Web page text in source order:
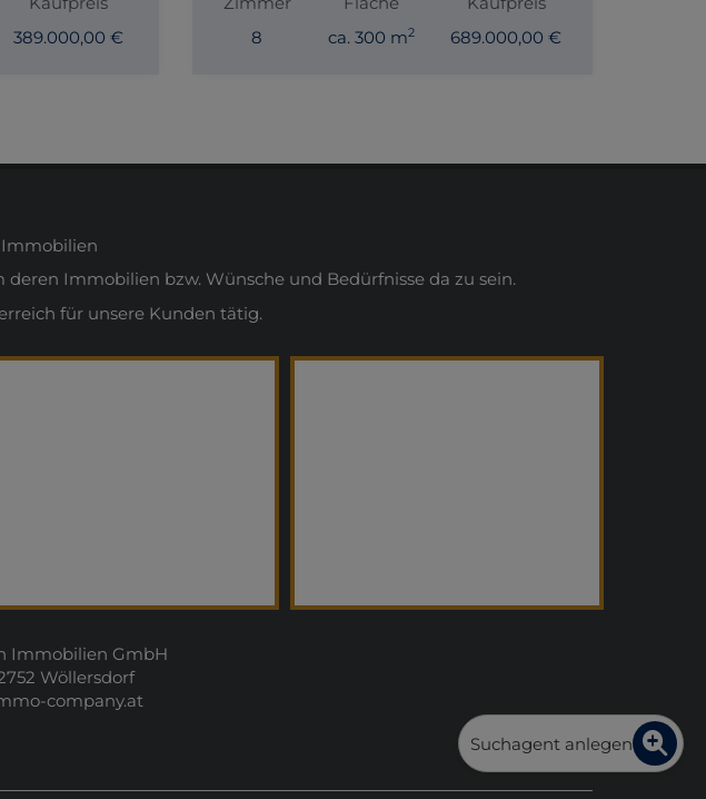
389.000,00 €
8
ca. 300 m2
689.000,00 €
Immobilien bzw. Wünsche und Bedürfnisse da zu sein.
für unsere Kunden tätig.
Immobilien GmbH
Wöllersdorf
company.at
Suchagent anlegen